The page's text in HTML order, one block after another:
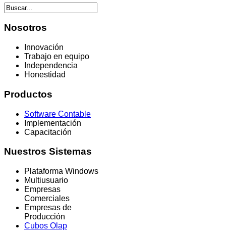
Nosotros
Innovación
Trabajo en equipo
Independencia
Honestidad
Productos
Software Contable
Implementación
Capacitación
Nuestros Sistemas
Plataforma Windows
Multiusuario
Empresas
Comerciales
Empresas de
Producción
Cubos Olap